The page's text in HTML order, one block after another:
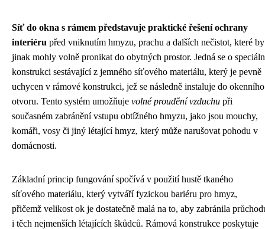
Síť do okna s rámem představuje praktické řešení ochrany
interiéru před vniknutím hmyzu, prachu a dalších nečistot, které by
jinak mohly volně pronikat do obytných prostor. Jedná se o
konstrukci sestávající z jemného síťového materiálu, který je pevně
uchycen v rámové konstrukci, jež se následně instaluje do okenního
otvoru. Tento systém umožňuje volné proudění vzduchu při
současném zabránění vstupu obtížného hmyzu, jako jsou mouchy,
komáři, vosy či jiný létající hmyz, který může narušovat pohodu v
domácnosti.
Základní princip fungování spočívá v použití hustě tkaného
síťového materiálu, který vytváří fyzickou bariéru pro hmyz,
přičemž velikost ok je dostatečně malá na to, aby zabránila
i těch nejmenších létajících škůdců. Rámová konstrukce poskytuje